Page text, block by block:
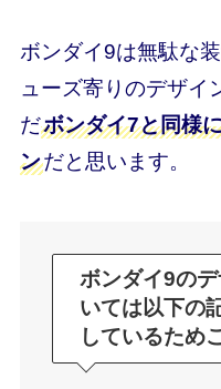
ボンダイ9は無駄な
ューズ寄りのデザイ
だボンダイ7と同様
ンだと思います。
ボンダイ9の
いては以下の
しているため